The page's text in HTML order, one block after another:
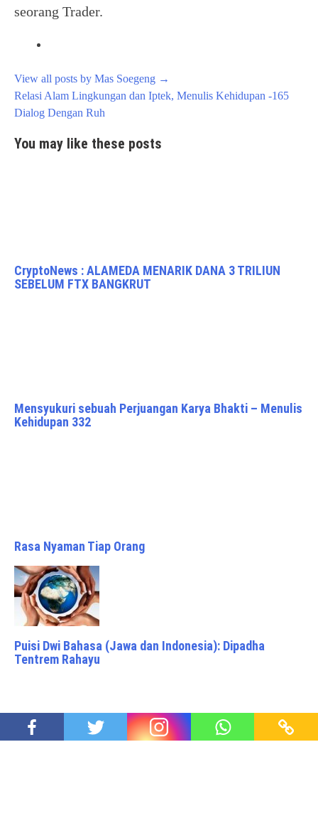
seorang Trader.
View all posts by Mas Soegeng →
Post
navigation
Relasi Alam Lingkungan dan Iptek, Menulis Kehidupan -165
Dialog Dengan Ruh
You may like these posts
CryptoNews : ALAMEDA MENARIK DANA 3 TRILIUN
SEBELUM FTX BANGKRUT
Mensyukuri sebuah Perjuangan Karya Bhakti – Menulis
Kehidupan 332
Rasa Nyaman Tiap Orang
Puisi Dwi Bahasa (Jawa dan Indonesia): Dipadha
Tentrem Rahayu